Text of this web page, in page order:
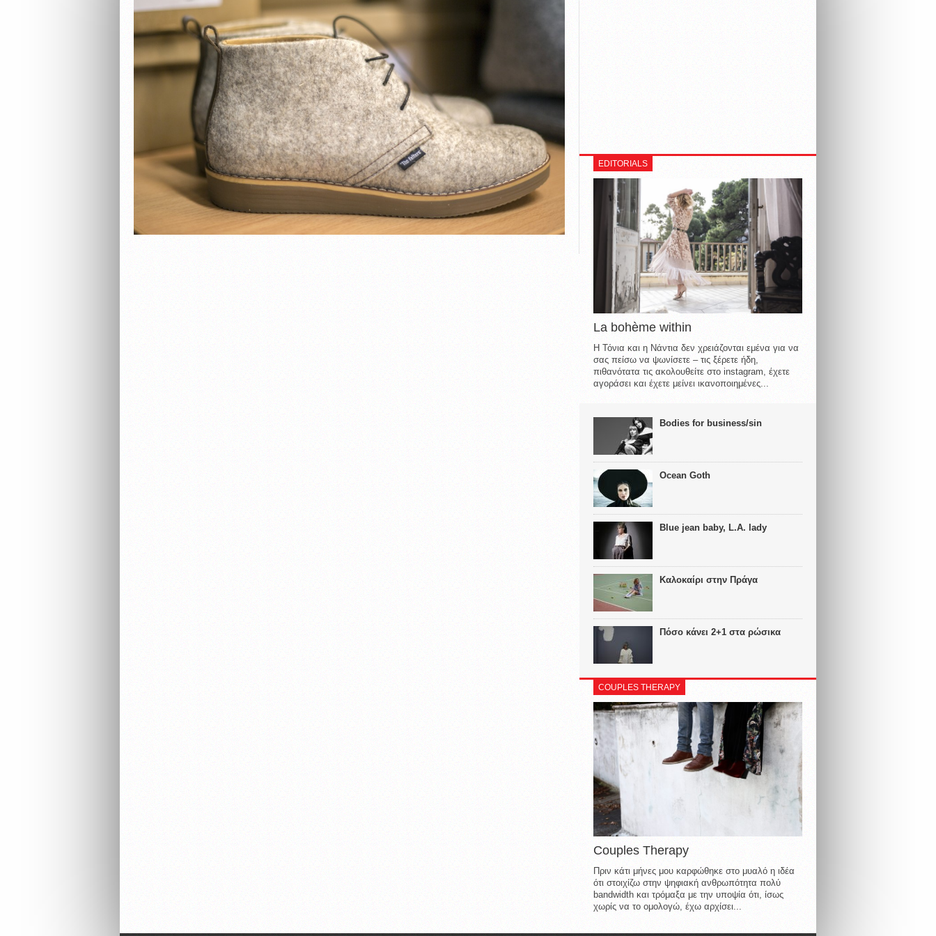
EDITORIALS
La bohème within
Η Τόνια και η Νάντια δεν χρειάζονται εμένα για να
σας πείσω να ψωνίσετε – τις ξέρετε ήδη,
πιθανότατα τις ακολουθείτε στο instagram, έχετε
αγοράσει και έχετε μείνει ικανοποιημένες...
Bodies for business/sin
Ocean Goth
Blue jean baby, L.A. lady
Καλοκαίρι στην Πράγα
Πόσο κάνει 2+1 στα ρώσικα
COUPLES THERAPY
Couples Therapy
Πριν κάτι μήνες μου καρφώθηκε στο μυαλό η ιδέα
ότι στοιχίζω στην ψηφιακή ανθρωπότητα πολύ
bandwidth και τρόμαξα με την υποψία ότι, ίσως
χωρίς να το ομολογώ, έχω αρχίσει...